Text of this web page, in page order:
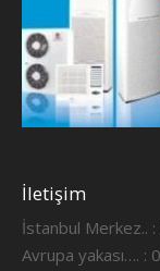
İletişim
İstanbul Merkez..
Avrupa yakası…. :